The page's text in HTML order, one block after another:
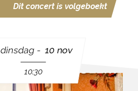
Dit concert is volgeboekt
dinsdag 10 nov
10:30